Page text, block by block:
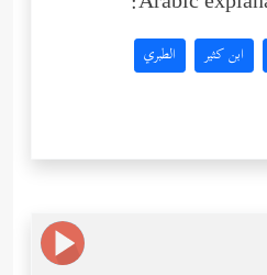
ابن كثير الطبري